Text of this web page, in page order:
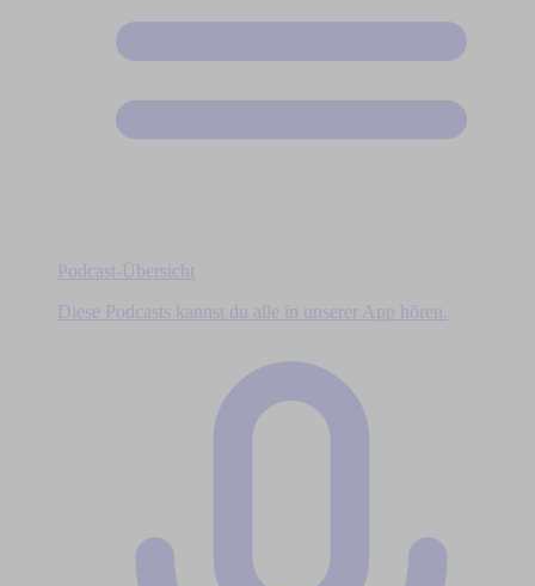
Podcast-Übersicht
Diese Podcasts kannst du alle in unserer App hören.